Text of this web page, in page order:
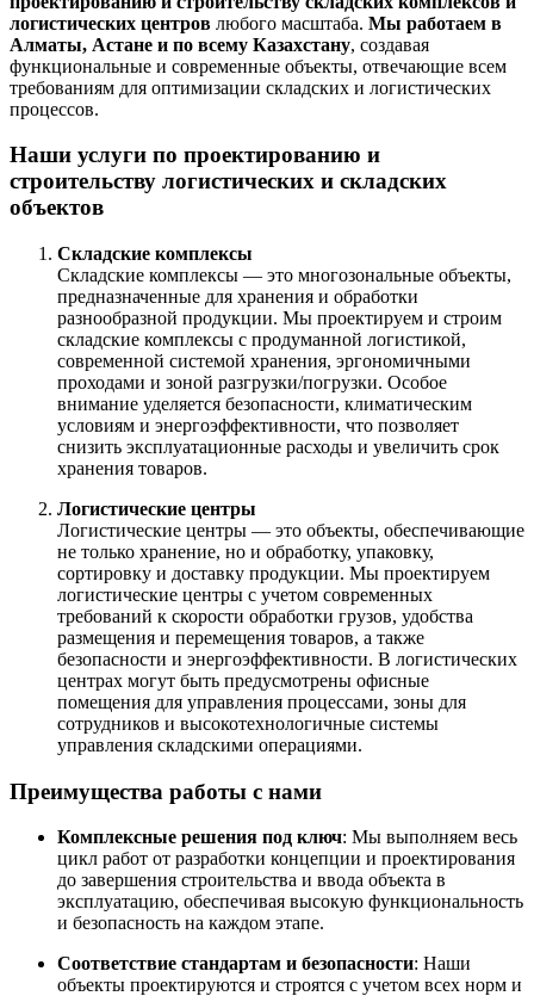
логистических центров любого масштаба. Мы работаем в
Алматы, Астане и по всему Казахстану, создавая
функциональные и современные объекты, отвечающие всем
требованиям для оптимизации складских и логистических
процессов.
Наши услуги по проектированию и
строительству логистических и складских
объектов
Складские комплексы
Складские комплексы — это многозональные объекты,
предназначенные для хранения и обработки
разнообразной продукции. Мы проектируем и строим
складские комплексы с продуманной логистикой,
современной системой хранения, эргономичными
проходами и зоной разгрузки/погрузки. Особое
внимание уделяется безопасности, климатическим
условиям и энергоэффективности, что позволяет
снизить эксплуатационные расходы и увеличить срок
хранения товаров.
Логистические центры
Логистические центры — это объекты, обеспечивающие
не только хранение, но и обработку, упаковку,
сортировку и доставку продукции. Мы проектируем
логистические центры с учетом современных
требований к скорости обработки грузов, удобства
размещения и перемещения товаров, а также
безопасности и энергоэффективности. В логистических
центрах могут быть предусмотрены офисные
помещения для управления процессами, зоны для
сотрудников и высокотехнологичные системы
управления складскими операциями.
Преимущества работы с нами
Комплексные решения под ключ: Мы выполняем весь
цикл работ от разработки концепции и проектирования
до завершения строительства и ввода объекта в
эксплуатацию, обеспечивая высокую функциональность
и безопасность на каждом этапе.
Соответствие стандартам и безопасности: Наши
объекты проектируются и строятся с учетом всех норм и